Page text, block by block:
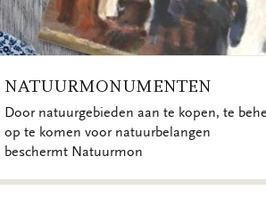
NATUURMONUMENTEN
Door natuurgebieden aan te kopen, te
op te komen voor natuurbelangen
beschermt Natuurmon